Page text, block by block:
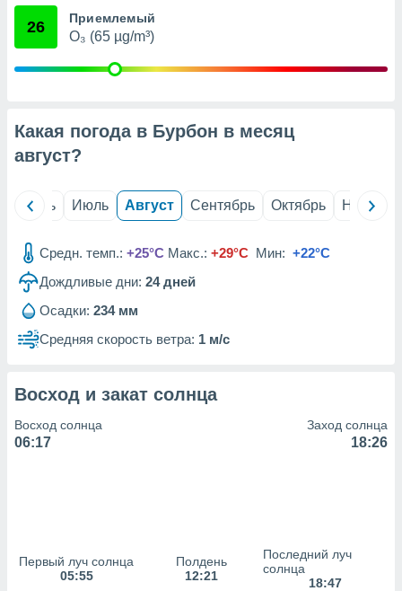
из
данных
рекламы
наших 1199
26 Приемлемый
O₃ (65 µg/m³)
Какая погода в Бурбон в месяц
август?
Июнь Июль Август Сентябрь Октябрь Ноябрь
Средн. темп.: +25°C Макс.: +29°C Мин: +22°C
Дождливые дни: 24дней
Осадки: 234 мм
Средняя скорость ветра: 1 м/с
Восход и закат солнца
Восход солнца
06:17
Заход солнца
18:26
Первый луч солнца
05:55
Полдень
12:21
Последний луч
солнца
18:47